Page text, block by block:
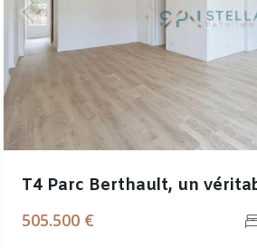
505.500 €